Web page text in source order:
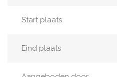
Start plaats
Eind plaats